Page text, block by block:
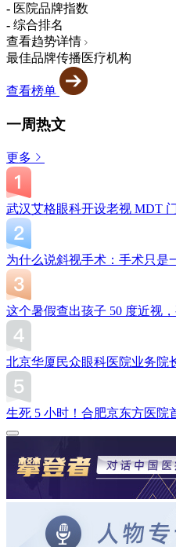
- 医院品牌指数
- 综合排名
查看趋势详情
最佳品牌传播医疗机构
查看榜单
一周热文
更多
武汉艾格眼科开设老视 MDT
为什么说斜视手术：手术只是
这个暑假查出孩子 50 度近视
北京华厦民众眼科医院业务院
生死 5 小时！合肥京东方医院